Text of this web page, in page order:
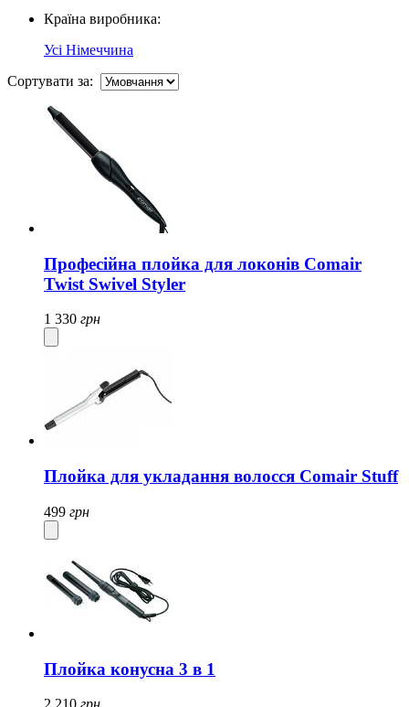
Країна виробника:
Усі Німеччина
Сортувати за:
Професійна плойка для локонів Comair
Twist Swivel Styler
1 330 грн
Плойка для укладання волосся Comair Stuff
499 грн
Плойка конусна 3 в 1